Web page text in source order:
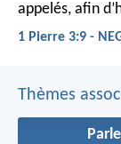
appelés, afin
1 Pierre 3:9 -
Thèmes